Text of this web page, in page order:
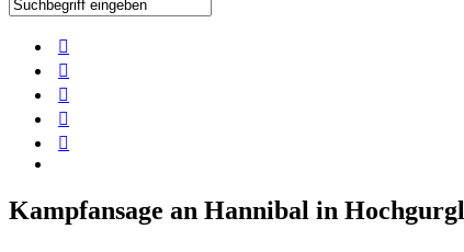
Kampfansage an Hannibal in Hochgurgl